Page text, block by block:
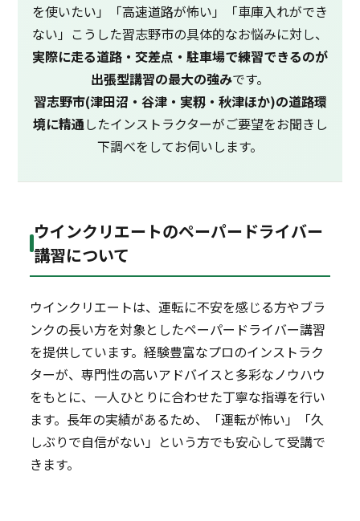
を使いたい」「高速道路が怖い」「車庫入れができ
ない」こうした習志野市の具体的なお悩みに対し、
実際に走る道路・交差点・駐車場で練習できるのが
出張型講習の最大の強みです。
習志野市(津田沼・谷津・実籾・秋津ほか)の道路環
境に精通したインストラクターがご要望をお聞きし
下調べをしてお伺いします。
ウインクリエートのペーパードライバー
講習について
ウインクリエートは、運転に不安を感じる方やブラ
ンクの長い方を対象としたペーパードライバー講習
を提供しています。経験豊富なプロのインストラク
ターが、専門性の高いアドバイスと多彩なノウハウ
をもとに、一人ひとりに合わせた丁寧な指導を行い
ます。長年の実績があるため、「運転が怖い」「久
しぶりで自信がない」という方でも安心して受講で
きます。